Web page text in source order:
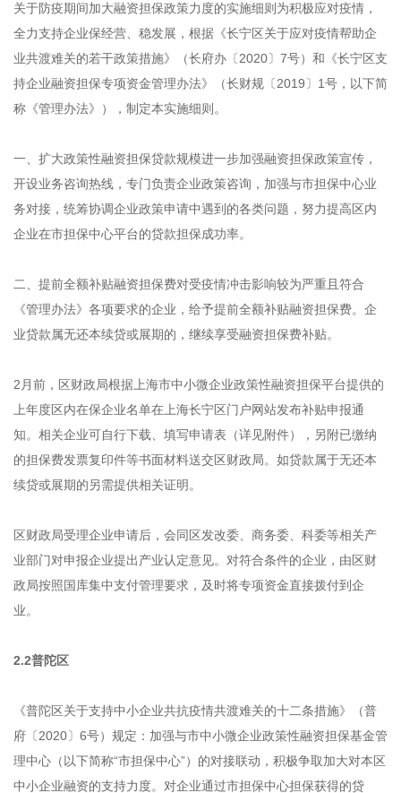
关于防疫期间加大融资担保政策力度的实施细则为积极应对疫情，
全力支持企业保经营、稳发展，根据《长宁区关于应对疫情帮助企
业共渡难关的若干政策措施》（长府办〔2020〕7号）和《长宁区支
持企业融资担保专项资金管理办法》（长财规〔2019〕1号，以下简
称《管理办法》），制定本实施细则。
一、扩大政策性融资担保贷款规模进一步加强融资担保政策宣传，
开设业务咨询热线，专门负责企业政策咨询，加强与市担保中心业
务对接，统筹协调企业政策申请中遇到的各类问题，努力提高区内
企业在市担保中心平台的贷款担保成功率。
二、提前全额补贴融资担保费对受疫情冲击影响较为严重且符合
《管理办法》各项要求的企业，给予提前全额补贴融资担保费。企
业贷款属无还本续贷或展期的，继续享受融资担保费补贴。
2月前，区财政局根据上海市中小微企业政策性融资担保平台提供的
上年度区内在保企业名单在上海长宁区门户网站发布补贴申报通
知。相关企业可自行下载、填写申请表（详见附件），另附已缴纳
的担保费发票复印件等书面材料送交区财政局。如贷款属于无还本
续贷或展期的另需提供相关证明。
区财政局受理企业申请后，会同区发改委、商务委、科委等相关产
业部门对申报企业提出产业认定意见。对符合条件的企业，由区财
政局按照国库集中支付管理要求，及时将专项资金直接拨付到企
业。
2.2普陀区
《普陀区关于支持中小企业共抗疫情共渡难关的十二条措施》（普
府〔2020〕6号）规定：加强与市中小微企业政策性融资担保基金管
理中心（以下简称“市担保中心”）的对接联动，积极争取加大对本区
中小企业融资的支持力度。对企业通过市担保中心担保获得的贷